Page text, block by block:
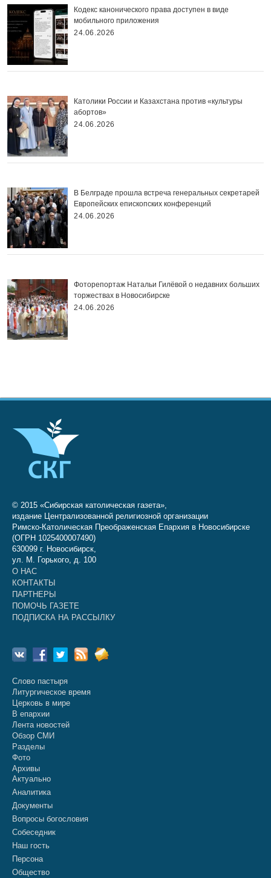
Кодекс канонического права доступен в виде
мобильного приложения
24.06.2026
Католики России и Казахстана против «культуры
абортов»
24.06.2026
В Белграде прошла встреча генеральных секретарей
Европейских епископских конференций
24.06.2026
Фоторепортаж Натальи Гилёвой о недавних больших
торжествах в Новосибирске
24.06.2026
© 2015 «Сибирская католическая газета»,
издание Централизованной религиозной организации
Римско-Католическая Преображенская Епархия в Новосибирске
(ОГРН 1025400007490)
630099 г. Новосибирск,
ул. М. Горького, д. 100
О НАС
КОНТАКТЫ
ПАРТНЕРЫ
ПОМОЧЬ ГАЗЕТЕ
ПОДПИСКА НА РАССЫЛКУ
Слово пастыря
Литургическое время
Церковь в мире
В епархии
Лента новостей
Обзор СМИ
Разделы
Фото
Архивы
Актуально
Аналитика
Документы
Вопросы богословия
Собеседник
Наш гость
Персона
Общество